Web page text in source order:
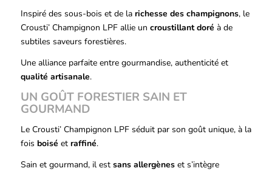
Inspiré des sous-bois et de la richesse des champignons, le
Crousti’ Champignon LPF allie un croustillant doré à de
subtiles saveurs forestières.
Une alliance parfaite entre gourmandise, authenticité et
qualité artisanale.
UN GOÛT FORESTIER SAIN ET
GOURMAND
Le Crousti’ Champignon LPF séduit par son goût unique, à la
fois boisé etraffiné.
Sain et gourmand, il estsans allergèneset s’intègre